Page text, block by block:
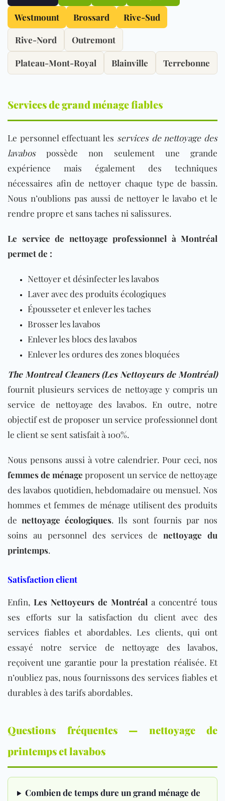
Westmount
Brossard Rive-Sud
Rive-Nord Outremont
Plateau-Mont-Royal Blainville Terrebonne
Services de grand ménage fiables
Le personnel effectuant les services de nettoyage des
lavabospossède non seulement une grande
expérience mais également des techniques
nécessaires afin de nettoyer chaque type de bassin.
Nous n’oublions pas aussi de nettoyer le lavabo et le
rendre propre et sans taches ni salissures.
Le service de nettoyage professionnel à Montréal
permet de :
Nettoyer et désinfecter les lavabos
Laver avec des produits écologiques
Épousseter et enlever les taches
Brosser les lavabos
Enlever les blocs des lavabos
Enlever les ordures des zones bloquées
The Montreal Cleaners (Les Nettoyeurs de Montréal)
fournit plusieurs services de nettoyage y compris un
service de nettoyage des lavabos. En outre, notre
objectif est de proposer un service professionnel dont
le client se sent satisfait à 100%.
Nous pensons aussi à votre calendrier. Pour ceci, nos
femmes de ménage proposent un service de nettoyage
des lavabos quotidien, hebdomadaire ou mensuel. Nos
hommes et femmes de ménage utilisent des produits
denettoyage écologiques. Ils sont fournis par nos
soins au personnel des services denettoyage du
printemps.
Satisfaction client
Enfin, Les Nettoyeurs de Montréal a concentré tous
ses efforts sur la satisfaction du client avec des
services fiables et abordables. Les clients, qui ont
essayé notre service de nettoyage des lavabos,
reçoivent une garantie pour la prestation réalisée. Et
n’oubliez pas, nous fournissons des services fiables et
durables à des tarifs abordables.
Questions fréquentes — nettoyage de
printemps et lavabos
Combien de temps dure un grand ménage de